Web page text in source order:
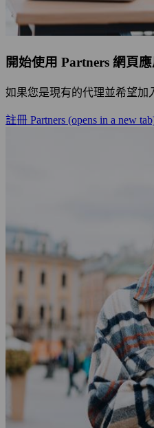
開始使用 Partners 網頁
如果您是現有的代理並希望加
註冊 Partners (opens in a new